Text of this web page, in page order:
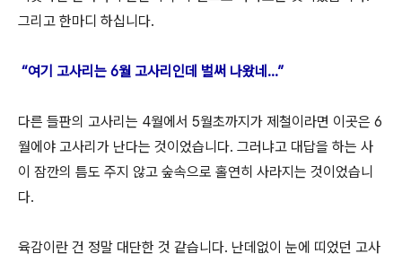
그리고 한마디 하십니다.
“여기 고사리는 6월 고사리인데 벌써 나왔네...”
다른 들판의 고사리는 4월에서 5월초까지가 제철이라면 이곳은 6
월에야 고사리가 난다는 것이었습니다. 그러냐고 대답을 하는 사
이 잠깐의 틈도 주지 않고 숲속으로 홀연히 사라지는 것이었습니
다.
육감이란 건 정말 대단한 것 같습니다. 난데없이 눈에 띠었던 고사